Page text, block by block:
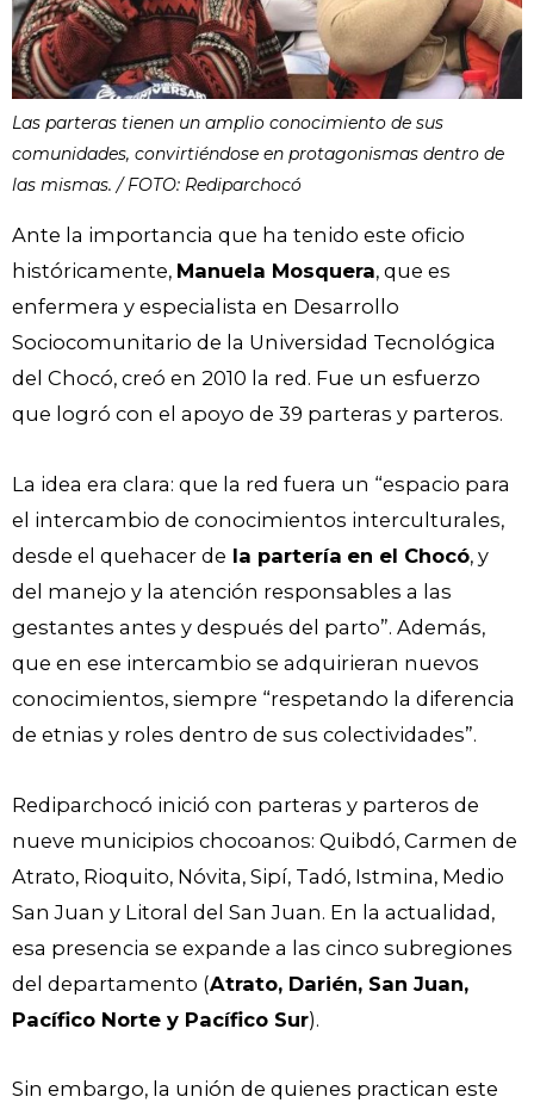
Las parteras tienen un amplio conocimiento de sus
comunidades, convirtiéndose en protagonismas dentro de
las mismas. / FOTO: Rediparchocó
Ante la importancia que ha tenido este oficio
históricamente, Manuela Mosquera, que es
enfermera y especialista en Desarrollo
Sociocomunitario de la Universidad Tecnológica
del Chocó, creó en 2010 la red. Fue un esfuerzo
que logró con el apoyo de 39 parteras y parteros.
La idea era clara: que la red fuera un “espacio para
el intercambio de conocimientos interculturales,
desde el quehacer de la partería en el Chocó, y
del manejo y la atención responsables a las
gestantes antes y después del parto”. Además,
que en ese intercambio se adquirieran nuevos
conocimientos, siempre “respetando la diferencia
de etnias y roles dentro de sus colectividades”.
Rediparchocó inició con parteras y parteros de
nueve municipios chocoanos: Quibdó, Carmen de
Atrato, Rioquito, Nóvita, Sipí, Tadó, Istmina, Medio
San Juan y Litoral del San Juan. En la actualidad,
esa presencia se expande a las cinco subregiones
del departamento (Atrato, Darién, San Juan,
Pacífico Norte y Pacífico Sur).
Sin embargo, la unión de quienes practican este